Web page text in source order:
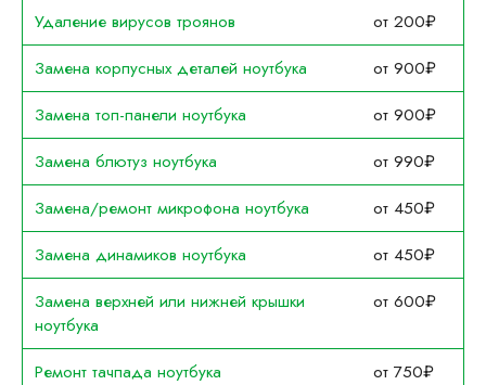
Удаление вирусов троянов
от 200₽
Замена корпусных деталей ноутбука
от 900₽
Замена топ-панели ноутбука
от 900₽
Замена блютуз ноутбука
от 990₽
Замена/ремонт микрофона ноутбука
от 450₽
Замена динамиков ноутбука
от 450₽
Замена верхней или нижней крышки
ноутбука
от 600₽
Ремонт тачпада ноутбука
от 750₽